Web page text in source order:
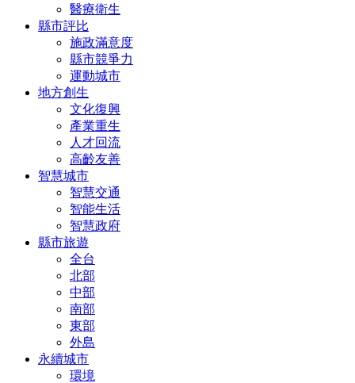
醫療衛生
縣市評比
施政滿意度
縣市競爭力
運動城市
地方創生
文化復興
產業重生
人才回流
高齡友善
智慧城市
智慧交通
智能生活
智慧政府
縣市旅遊
全台
北部
中部
南部
東部
外島
永續城市
環境